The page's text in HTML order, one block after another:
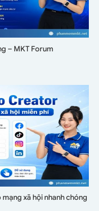
– MKT Forum
xã hội nhanh chóng